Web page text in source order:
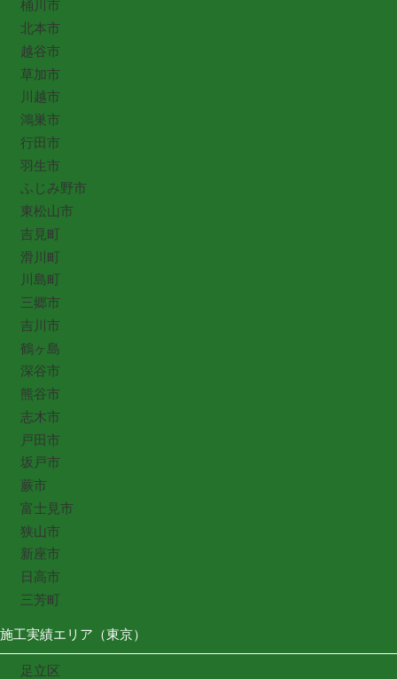
桶川市
北本市
越谷市
草加市
川越市
鴻巣市
行田市
羽生市
ふじみ野市
東松山市
吉見町
滑川町
川島町
三郷市
吉川市
鶴ヶ島
深谷市
熊谷市
志木市
戸田市
坂戸市
蕨市
富士見市
狭山市
新座市
日高市
三芳町
施工実績エリア（東京）
足立区